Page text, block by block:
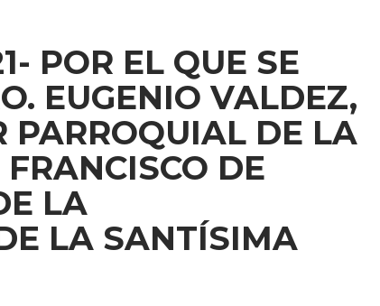
POR EL QUE SE
EUGENIO VALDEZ,
DE LA
DE
LA
LA SANTÍSIMA